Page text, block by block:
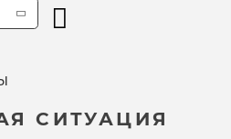
СИТУАЦИЯ